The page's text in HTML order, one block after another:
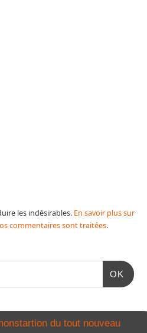
les indésirables. En savoir plus sur
commentaires sont traitées.
OK
du tout nouveau